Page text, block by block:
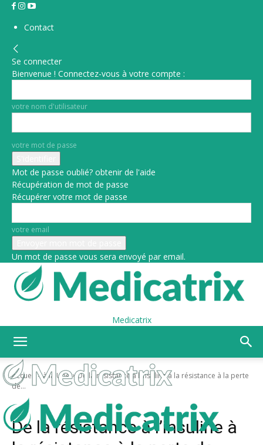
Contact
Se connecter
Bienvenue ! Connectez-vous à votre compte :
votre nom d'utilisateur
votre mot de passe
Mot de passe oublié? obtenir de l'aide
Récupération de mot de passe
Récupérer votre mot de passe
votre email
Un mot de passe vous sera envoyé par email.
Medicatrix
Accueil à la Une
De la résistance à l’insuline à la résistance à la perte
de...
à la Une Actualités
De la résistance à l’insuline à